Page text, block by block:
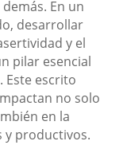
En un
desarrollar
y el
pilar esencial
Este escrito
no solo
en la
y productivos.